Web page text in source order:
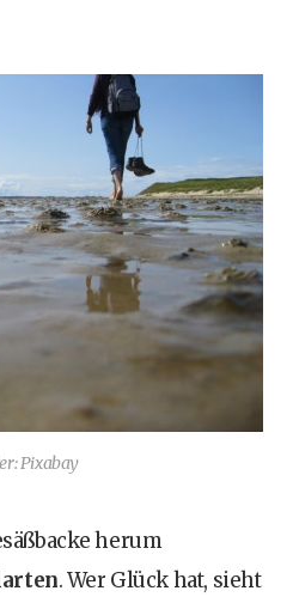
Pixabay
herum
. Wer Glück hat, sieht